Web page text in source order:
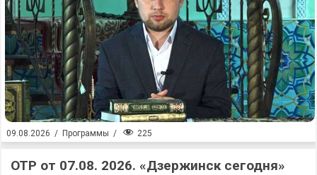
09.08.2026 / Программы / 225
ОТР от 07.08. 2026. «Дзержинск сегодня»